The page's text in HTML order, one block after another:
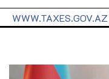
WWW.TAXES.GOV.AZ